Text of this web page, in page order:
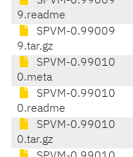
9.readme
SPVM-0.99009
9.tar.gz
SPVM-0.99010
0.meta
SPVM-0.99010
0.readme
SPVM-0.99010
0.tar.gz